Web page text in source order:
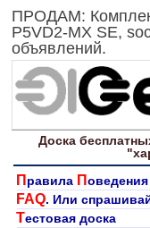
ПРОДАМ:
P5VD2-MX SE,
объявлений.
Доска
П равила Поведения
FAQ. Или
Тестовая доска